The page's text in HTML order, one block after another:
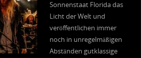
Sonnenstaat Florida das
Licht der Welt und
veröffentlichen immer
noch in unregelmäßigen
Abständen gutklassige